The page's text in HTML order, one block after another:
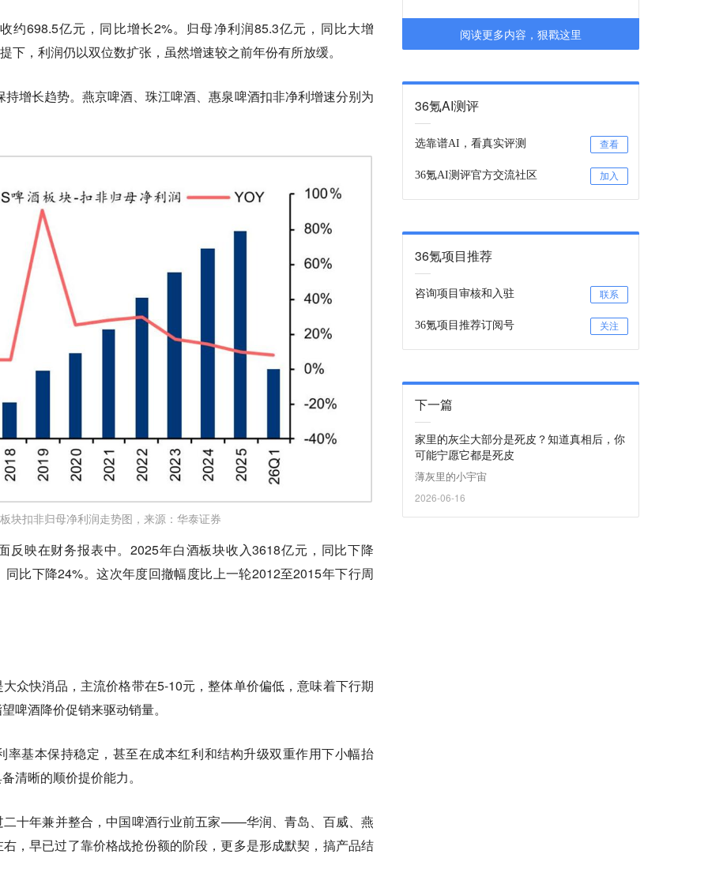
约698.5亿元，同比增长2%。归母净利润85.3亿元，同比大增
下，利润仍以双位数扩张，虽然增速较之前年份有所放缓。
增长趋势。燕京啤酒、珠江啤酒、惠泉啤酒扣非净利增速分别为
块扣非归母净利润走势图，来源：华泰证券
反映在财务报表中。2025年白酒板块收入3618亿元，同比下降
比下降24%。这次年度回撤幅度比上一轮2012至2015年下行周
众快消品，主流价格带在5-10元，整体单价偏低，意味着下行期
酒降价促销来驱动销量。
率基本保持稳定，甚至在成本红利和结构升级双重作用下小幅抬
清晰的顺价提价能力。
二十年兼并整合，中国啤酒行业前五家——华润、青岛、百威、燕
，早已过了靠价格战抢份额的阶段，更多是形成默契，搞产品结
阅读更多内容，狠戳这里
36氪AI测评
选靠谱AI，看真实评测 查看
36氪AI测评官方交流社区 加入
36氪项目推荐
咨询项目审核和入驻 联系
36氪项目推荐订阅号 关注
下一篇
家里的灰尘大部分是死皮？知道真相后，你
可能宁愿它都是死皮
薄灰里的小宇宙
2026-06-16